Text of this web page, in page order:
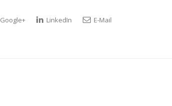
Google+ LinkedIn E-Mail